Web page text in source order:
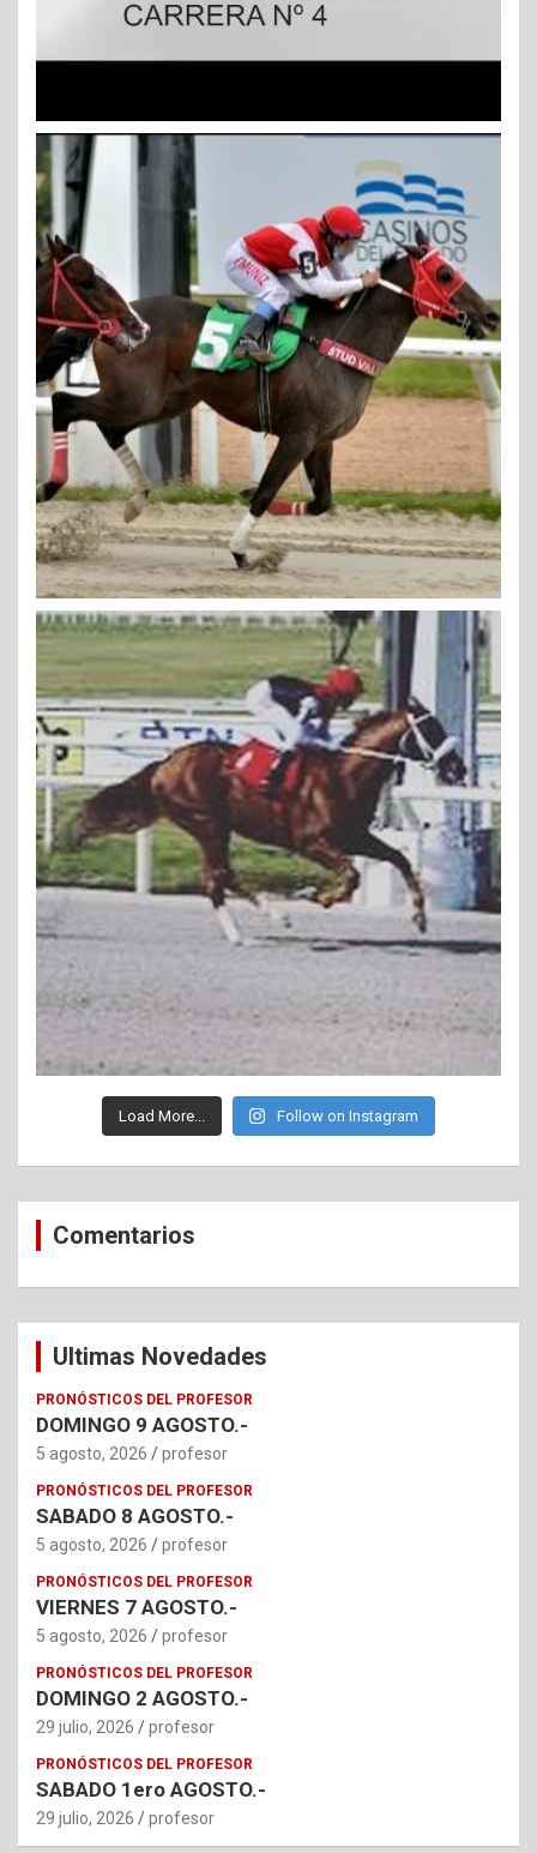
Load More... Follow on Instagram
Comentarios
Ultimas Novedades
PRONÓSTICOS DEL PROFESOR
DOMINGO 9 AGOSTO.-
5 agosto, 2026 profesor
PRONÓSTICOS DEL PROFESOR
SABADO 8 AGOSTO.-
5 agosto, 2026 profesor
PRONÓSTICOS DEL PROFESOR
VIERNES 7 AGOSTO.-
5 agosto, 2026 profesor
PRONÓSTICOS DEL PROFESOR
DOMINGO 2 AGOSTO.-
29 julio, 2026 profesor
PRONÓSTICOS DEL PROFESOR
SABADO 1ero AGOSTO.-
29 julio, 2026 profesor